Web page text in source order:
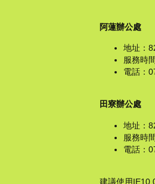
阿蓮辦公處
地址：
服務時
電話：
田寮辦公處
地址：
服務時
電話：
建議使用